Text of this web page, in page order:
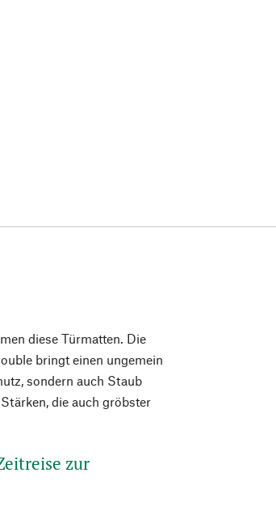
diese Türmatten. Die
bringt einen ungemein
sondern auch Staub
die auch gröbster
zur